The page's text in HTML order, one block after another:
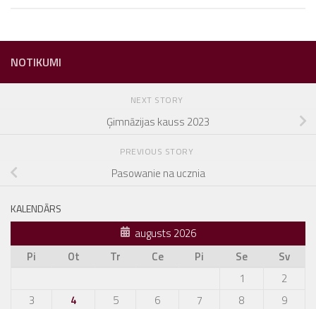
NOTIKUMI
NEXT STORY
Ģimnāzijas kauss 2023
PREVIOUS STORY
Pasowanie na ucznia
KALENDĀRS
augusts 2026
Pi
Ot Tr Ce Pi Se
Sv
1
2
3
4 5 6 7 8
9